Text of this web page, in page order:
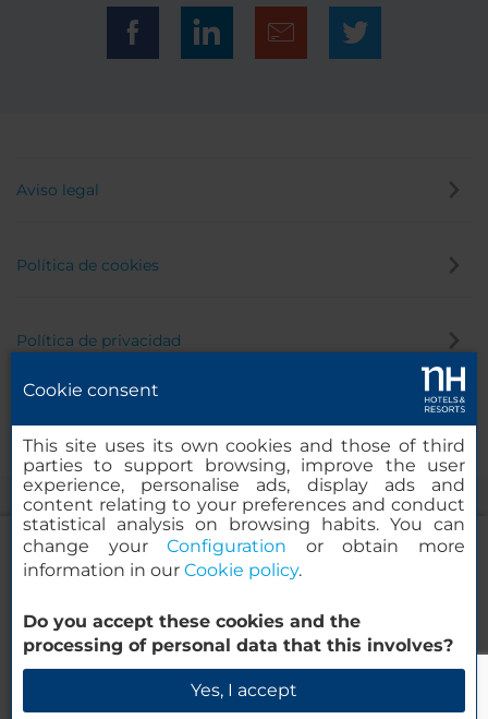
NH Collection Marseille
Verificar disponibilidad
Aviso legal
Política de cookies
Política de privacidad
© 2000-2026 MINOR HOTELS EUROPE & AMERICAS Santa Engracia,
Cookie consent
This site uses its own cookies and those of third
parties to support browsing, improve the user
experience, personalise ads, display ads and
content relating to your preferences and conduct
statistical analysis on browsing habits. You can
change yourConfiguration or obtain more
information in our Cookie policy.
Do you accept these cookies and the
processing of personal data that this involves?
Yes, I accept